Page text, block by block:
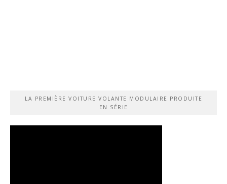
LA PREMIÈRE VOITURE VOLANTE MODULAIRE PRODUITE
EN SÉRIE